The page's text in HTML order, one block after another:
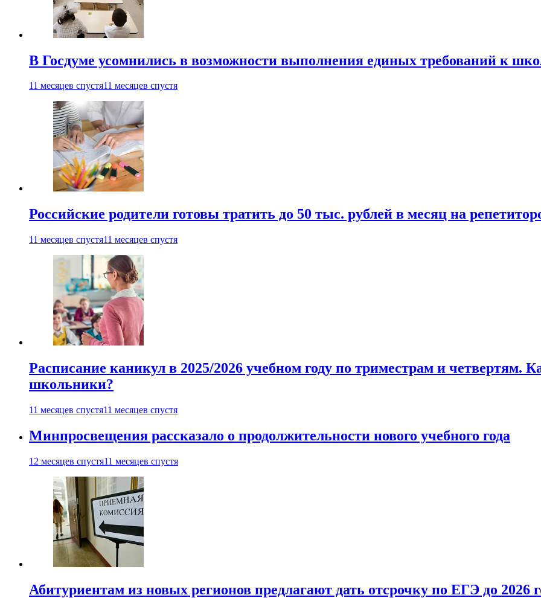
В Госдуме усомнились в возможности выполнения единых требований к
11 месяцев спустя11 месяцев спустя
Российские родители готовы тратить до 50 тыс. рублей в месяц на
11 месяцев спустя11 месяцев спустя
Расписание каникул в 2025/2026 учебном году по триместрам и четвертям.
школьники?
11 месяцев спустя11 месяцев спустя
Минпросвещения рассказало о продолжительности нового учебного года
12 месяцев спустя11 месяцев спустя
Абитуриентам из новых регионов предлагают дать отсрочку по ЕГЭ до 2026